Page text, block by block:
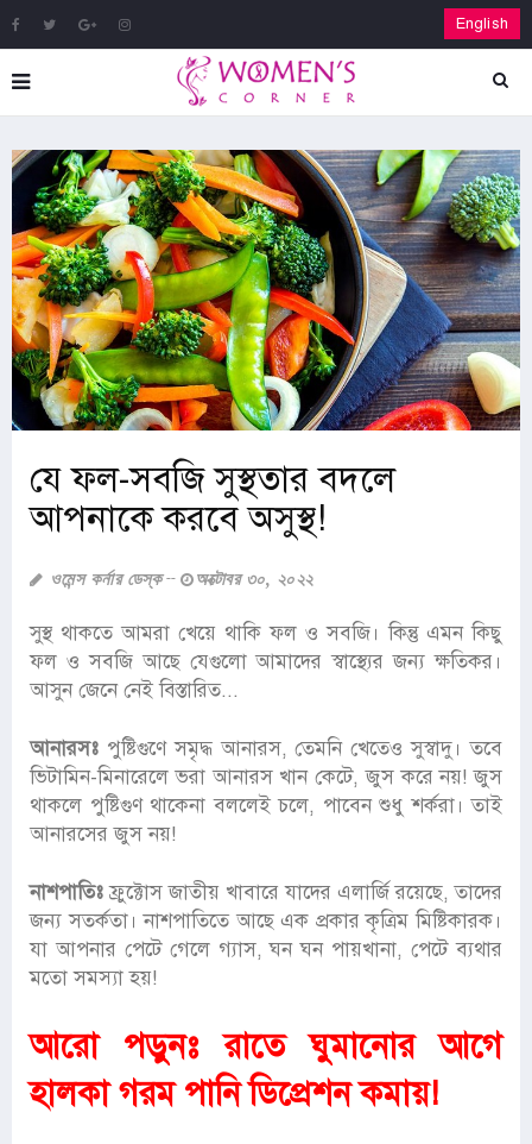
English
যে ফল-সবজি সুস্থতার বদলে
আপনাকে করবে অসুস্থ!
ওমেন্স কর্নার ডেস্ক অক্টোবর ৩০, ২০২২
সুস্থ থাকতে আমরা খেয়ে থাকি ফল ও সবজি। কিন্তু এমন কিছু
ফল ও সবজি আছে যেগুলো আমাদের স্বাস্থ্যের জন্য ক্ষতিকর।
আসুন জেনে নেই বিস্তারিত...
আনারসঃ পুষ্টিগুণে সমৃদ্ধ আনারস, তেমনি খেতেও সুস্বাদু। তবে
ভিটামিন-মিনারেলে ভরা আনারস খান কেটে, জুস করে নয়! জুস
থাকলে পুষ্টিগুণ থাকেনা বললেই চলে, পাবেন শুধু শর্করা। তাই
আনারসের জুস নয়!
নাশপাতিঃফ্রুক্টোস জাতীয় খাবারে যাদের এলার্জি রয়েছে, তাদের
জন্য সতর্কতা। নাশপাতিতে আছে এক প্রকার কৃত্রিম মিষ্টিকারক।
যা আপনার পেটে গেলে গ্যাস, ঘন ঘন পায়খানা, পেটে ব্যথার
মতো সমস্যা হয়!
আরো পড়ুনঃরাতে ঘুমানোর আগে
হালকা গরম পানি ডিপ্রেশন কমায়!